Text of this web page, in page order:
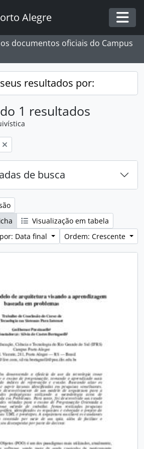
Alegre
documentos oficiais do Campus
resultados por:
1 resultados
de busca
Visualização em tabela
Data final
Ordem: Crescente